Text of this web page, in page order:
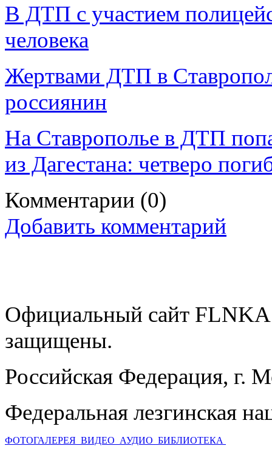
В ДТП с участием
человека
Жертвами ДТП в
россиянин
На Ставрополье в ДТП
из Дагестана: четверо
Комментарии (0)
Добавить комментарий
Официальный сайт
защищены.
Российская Федерация, г.
Федеральная лезгинская
ФОТОГАЛЕРЕЯ ВИДЕО АУДИО БИБЛИОТЕКА